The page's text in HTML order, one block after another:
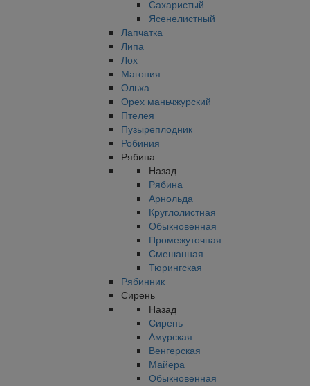
Сахаристый
Ясенелистный
Лапчатка
Липа
Лох
Магония
Ольха
Орех маньчжурский
Птелея
Пузыреплодник
Робиния
Рябина
Назад
Рябина
Арнольда
Круглолистная
Обыкновенная
Промежуточная
Смешанная
Тюрингская
Рябинник
Сирень
Назад
Сирень
Амурская
Венгерская
Майера
Обыкновенная